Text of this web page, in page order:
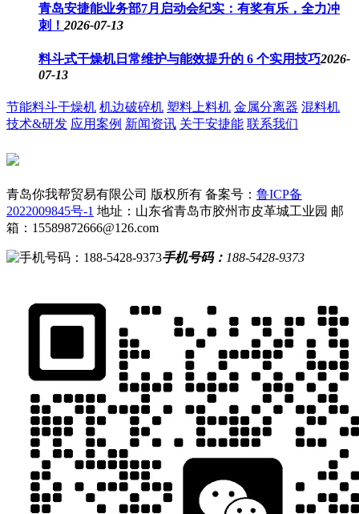
青岛安捷能业务部7月启动会纪实：有奖有乐，全力冲
刺！ 2026-07-13
料斗式干燥机日常维护与能效提升的 6 个实用技巧2026-
07-13
节能料斗干燥机 机边破碎机 塑料上料机 金属分离器 混料机
技术&研发 应用案例 新闻资讯 关于安捷能 联系我们
青岛你我帮贸易有限公司 版权所有 备案号： 鲁ICP备
2022009845号-1 地址：山东省青岛市胶州市皮革城工业园 邮
箱：15589872666@126.com
手机号码： 188-5428-9373